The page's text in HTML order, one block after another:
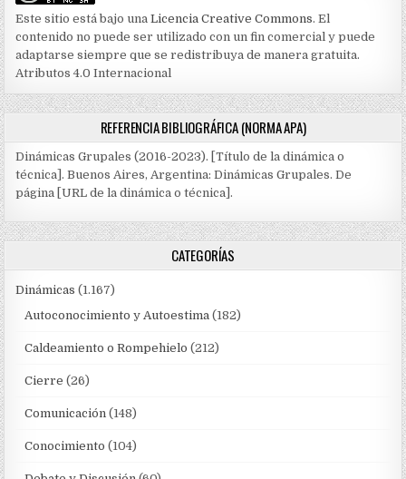
Este sitio está bajo unaLicencia Creative Commons. El
contenido no puede ser utilizado con un fin comercial y puede
adaptarse siempre que se redistribuya de manera gratuita.
Atributos 4.0 Internacional
REFERENCIA BIBLIOGRÁFICA (NORMA APA)
Dinámicas Grupales (2016-2023). [Título de la dinámica o
técnica]. Buenos Aires, Argentina: Dinámicas Grupales. De
página [URL de la dinámica o técnica].
CATEGORÍAS
Dinámicas (1.167)
Autoconocimiento y Autoestima (182)
Caldeamiento o Rompehielo (212)
Cierre (26)
Comunicación (148)
Conocimiento (104)